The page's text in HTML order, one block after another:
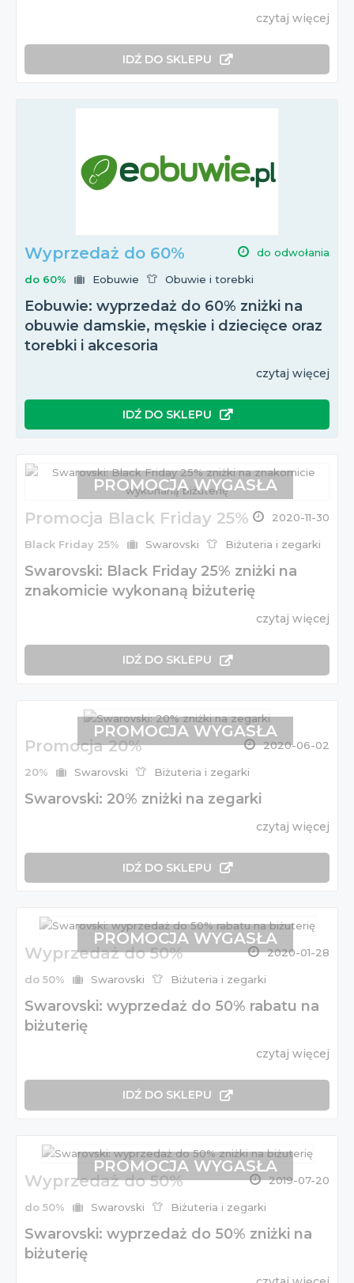
czytaj więcej
IDŹ DO SKLEPU
Wyprzedaż do 60% do odwołania
do 60% Eobuwie Obuwie i torebki
Eobuwie: wyprzedaż do 60% zniżki na
obuwie damskie, męskie i dziecięce oraz
torebki i akcesoria
czytaj więcej
IDŹ DO SKLEPU
Promocja Black Friday 25% 2020-11-30
Black Friday 25% Swarovski Biżuteria i zegarki
Swarovski: Black Friday 25% zniżki na
znakomicie wykonaną biżuterię
czytaj więcej
IDŹ DO SKLEPU
PROMOCJA WYGASŁA
Promocja 20% 2020-06-02
20% Swarovski Biżuteria i zegarki
Swarovski: 20% zniżki na zegarki
czytaj więcej
IDŹ DO SKLEPU
PROMOCJA WYGASŁA
Wyprzedaż do 50% 2020-01-28
do 50% Swarovski Biżuteria i zegarki
Swarovski: wyprzedaż do 50% rabatu na
biżuterię
czytaj więcej
IDŹ DO SKLEPU
PROMOCJA WYGASŁA
Wyprzedaż do 50% 2019-07-20
do 50% Swarovski Biżuteria i zegarki
Swarovski: wyprzedaż do 50% zniżki na
biżuterię
PROMOCJA WYGASŁA